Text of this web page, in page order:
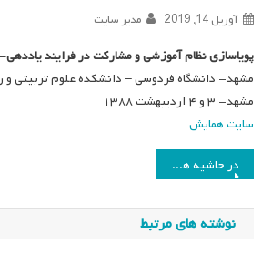
آوریل 14, 2019 مدیر سایت
پویاسازی نظام آموزشی و مشارکت در فرایند
مشهد- دانشگاه فردوسی – دانشکده علوم تربیتی و
مشهد- ۳ و ۴ اردیبهشت ۱۳۸۸
سایت همایش
راهبری
نوشته
در حاشیه همایش هشتم و انتخابات هیئت مدیره انجمن
نوشته های مرتبط